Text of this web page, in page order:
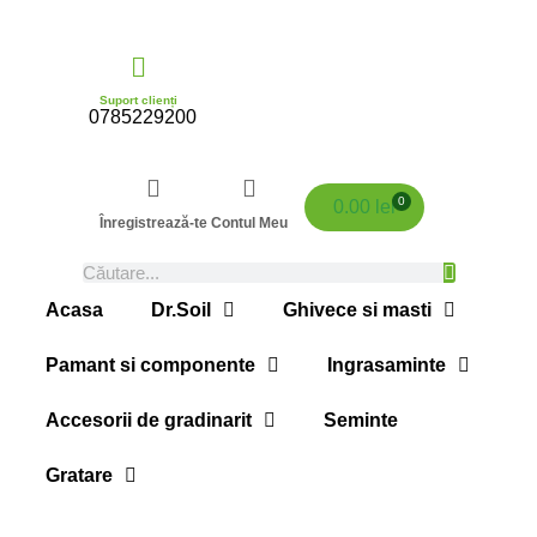
Suport clienți
0785229200
Înregistrează-te Contul Meu
0.00 lei 0
Acasa Dr.Soil Ghivece si masti
Pamant si componente Ingrasaminte
Accesorii de gradinarit Seminte
Gratare